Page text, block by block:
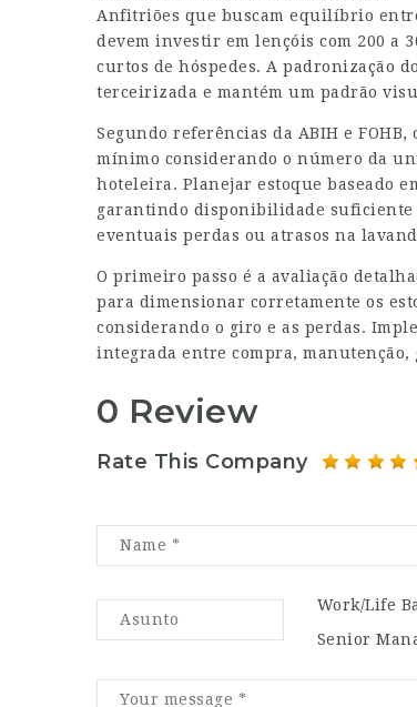
Anfitriões que buscam equilíbrio
devem investir em lençóis com 200 a
curtos de hóspedes. A padronização
terceirizada e mantém um padrão
Segundo referências da ABIH e
mínimo considerando o número da
hoteleira. Planejar estoque baseado
garantindo disponibilidade suficiente
eventuais perdas ou atrasos na
O primeiro passo é a avaliação
para dimensionar corretamente os
considerando o giro e as perdas.
integrada entre compra, manutenção,
0 Review
Rate This Company
Work/Life
Senior